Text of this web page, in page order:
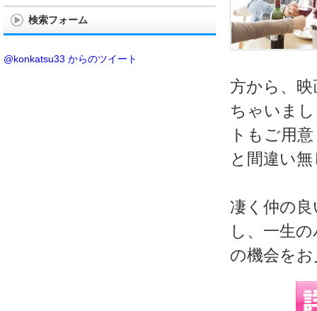
方から、
ちゃいま
トもご用
と間違い無
凄く仲の
し、一生
の機会を
検索フォーム
@konkatsu33 からのツイート